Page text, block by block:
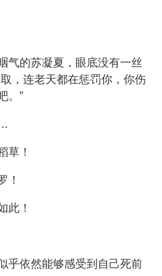
气的苏凝夏，眼底没有一丝
，连老天都在惩罚你，你伤
。”
草！
！
此！
乎依然能够感受到自己死前